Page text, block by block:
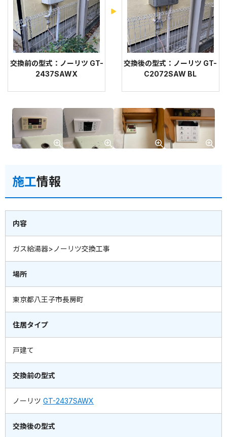
交換前の型式：ノーリツ GT-
2437SAWX
交換後の型式：ノーリツ GT-
C2072SAW BL
施工情報
内容
ガス給湯器>ノーリツ交換工事
場所
東京都八王子市長房町
住居タイプ
戸建て
交換前の型式
ノーリツ GT-2437SAWX
交換後の型式